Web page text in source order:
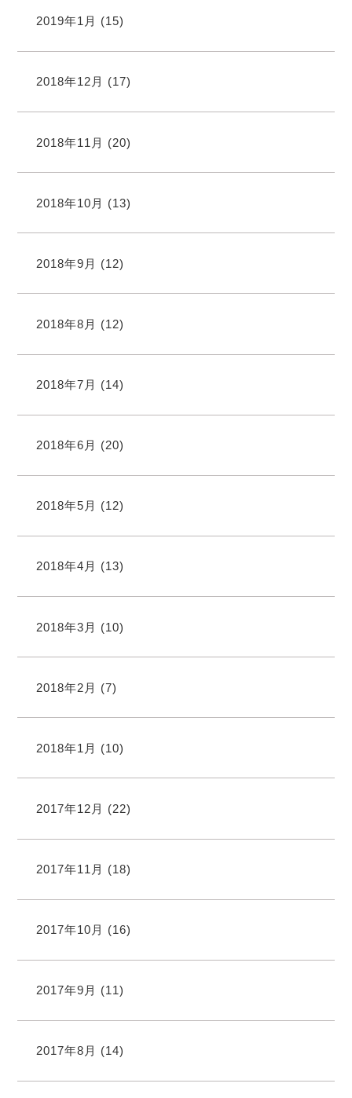
2019年1月 (15)
2018年12月 (17)
2018年11月 (20)
2018年10月 (13)
2018年9月 (12)
2018年8月 (12)
2018年7月 (14)
2018年6月 (20)
2018年5月 (12)
2018年4月 (13)
2018年3月 (10)
2018年2月 (7)
2018年1月 (10)
2017年12月 (22)
2017年11月 (18)
2017年10月 (16)
2017年9月 (11)
2017年8月 (14)